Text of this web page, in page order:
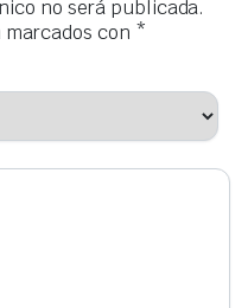
no será publicada.
con *